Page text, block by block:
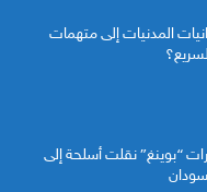
المدنيات إلى متهمات
“بوينغ” نقلت أسلحة إلى